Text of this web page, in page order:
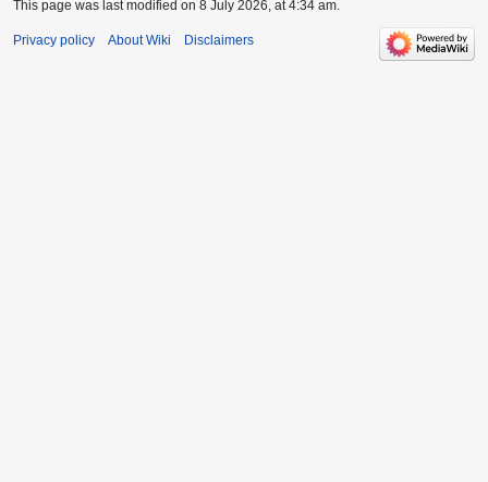
This page was last modified on 8 July 2026, at 4:34 am.
Privacy policy About Wiki Disclaimers